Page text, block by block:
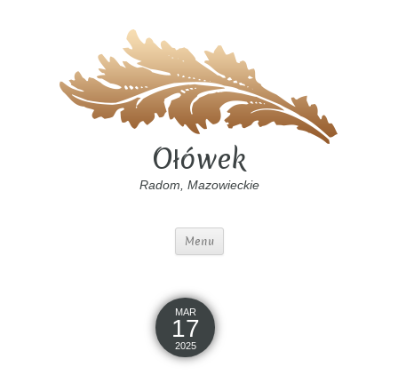
Ołówek
Radom, Mazowieckie
Menu
MAR
17
2025